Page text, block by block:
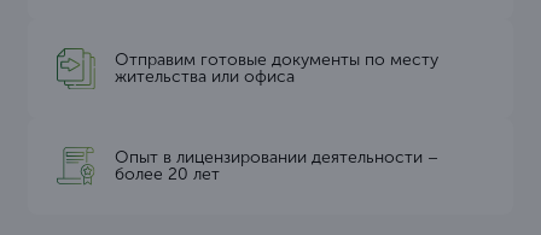
Отправим готовые документы по месту
жительства или офиса
Опыт в лицензировании деятельности –
более 20 лет